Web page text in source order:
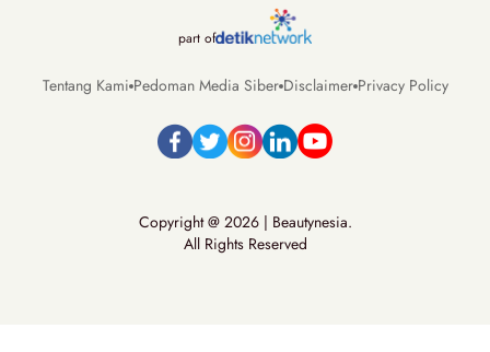
part of
Tentang Kami Pedoman Media Siber Disclaimer Privacy Policy
Copyright @ 2026 | Beautynesia.
All Rights Reserved